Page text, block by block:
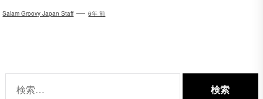
Salam Groovy Japan Staff 6年 前
索: